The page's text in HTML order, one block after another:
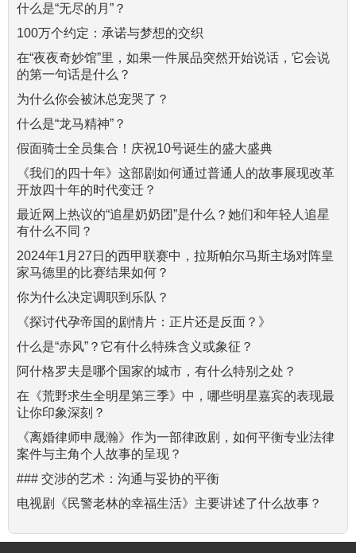
什么是“无尽的月”？
100万个约定：承诺与梦想的交织
在“夜夜奇妙馆”里，如果一件展品突然开始说话，它会说
的第一句话是什么？
为什么你会被沐总宠哭了？
什么是“龙马精神”？
假面骑士全员集合！庆祝10号诞生的盛大盛典
《我们的四十年》这部剧如何通过普通人的故事展现改革
开放四十年的时代变迁？
最近网上热议的“追星奶奶团”是什么？她们和年轻人追星
有什么不同？
2024年1月27日的西甲联赛中，拉斯帕尔马斯主场对阵皇
家马德里的比赛结果如何？
你为什么决定调职到乐队？
《探讨代孕帝国的剧情片：正片还是反面？》
什么是“赤风”？它有什么特殊含义或象征？
阿什格罗夫是哪个国家的城市，有什么特别之处？
在《荒野求生全明星第三季》中，哪些明星嘉宾的表现最
让你印象深刻？
《离婚律师申晟瀚》作为一部律政剧，如何平衡专业法律
案件与主角个人故事的呈现？
### 交涉的艺术：沟通与妥协的平衡
电视剧《民警老林的幸福生活》主要讲述了什么故事？